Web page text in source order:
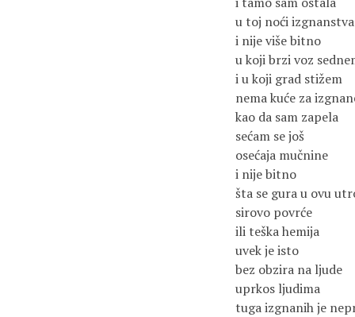
u toj noći izgnanstva
i nije više bitno
u koji brzi voz
i u koji grad stižem
nema kuće za
kao da sam zapela
sećam se još
osećaja mučnine
i nije bitno
šta se gura u ovu
sirovo povrće
ili teška hemija
uvek je isto
bez obzira na ljude
uprkos ljudima
tuga izgnanih je